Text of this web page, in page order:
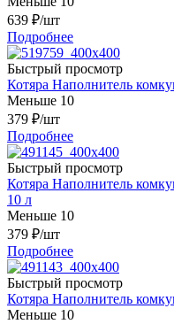
639 ₽/шт
Подробнее
Быстрый просмотр
Котяра Наполнитель
Меньше 10
379 ₽/шт
Подробнее
Быстрый просмотр
Котяра Наполнитель
10 л
Меньше 10
379 ₽/шт
Подробнее
Быстрый просмотр
Котяра Наполнитель
Меньше 10